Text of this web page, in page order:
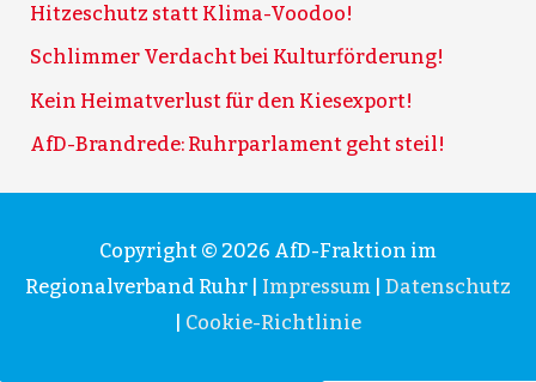
Hitzeschutz statt Klima-Voodoo!
Schlimmer Verdacht bei Kulturförderung!
Kein Heimatverlust für den Kiesexport!
AfD-Brandrede: Ruhrparlament geht steil!
Copyright © 2026 AfD-Fraktion im
Regionalverband Ruhr
Impressum
Datenschutz
Cookie-Richtlinie